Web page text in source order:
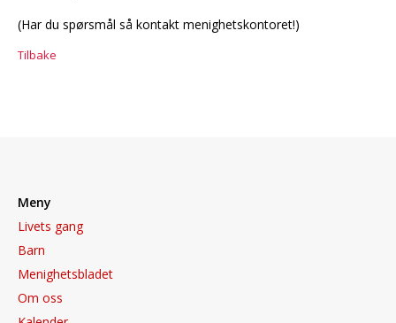
(Har du spørsmål så kontakt menighetskontoret!)
Tilbake
Meny
Livets gang
Barn
Menighetsbladet
Om oss